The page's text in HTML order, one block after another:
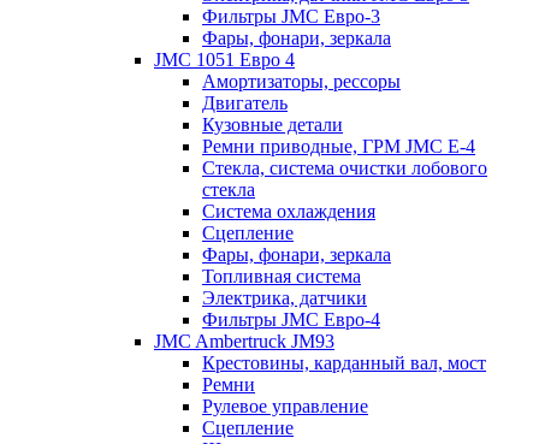
Фильтры JMC Евро-3
Фары, фонари, зеркала
JMC 1051 Евро 4
Амортизаторы, рессоры
Двигатель
Кузовные детали
Ремни приводные, ГРМ JMC E-4
Стекла, система очистки лобового
стекла
Система охлаждения
Сцепление
Фары, фонари, зеркала
Топливная cистема
Электрика, датчики
Фильтры JMC Евро-4
JMC Ambertruck JM93
Крестовины, карданный вал, мост
Ремни
Рулевое управление
Сцепление